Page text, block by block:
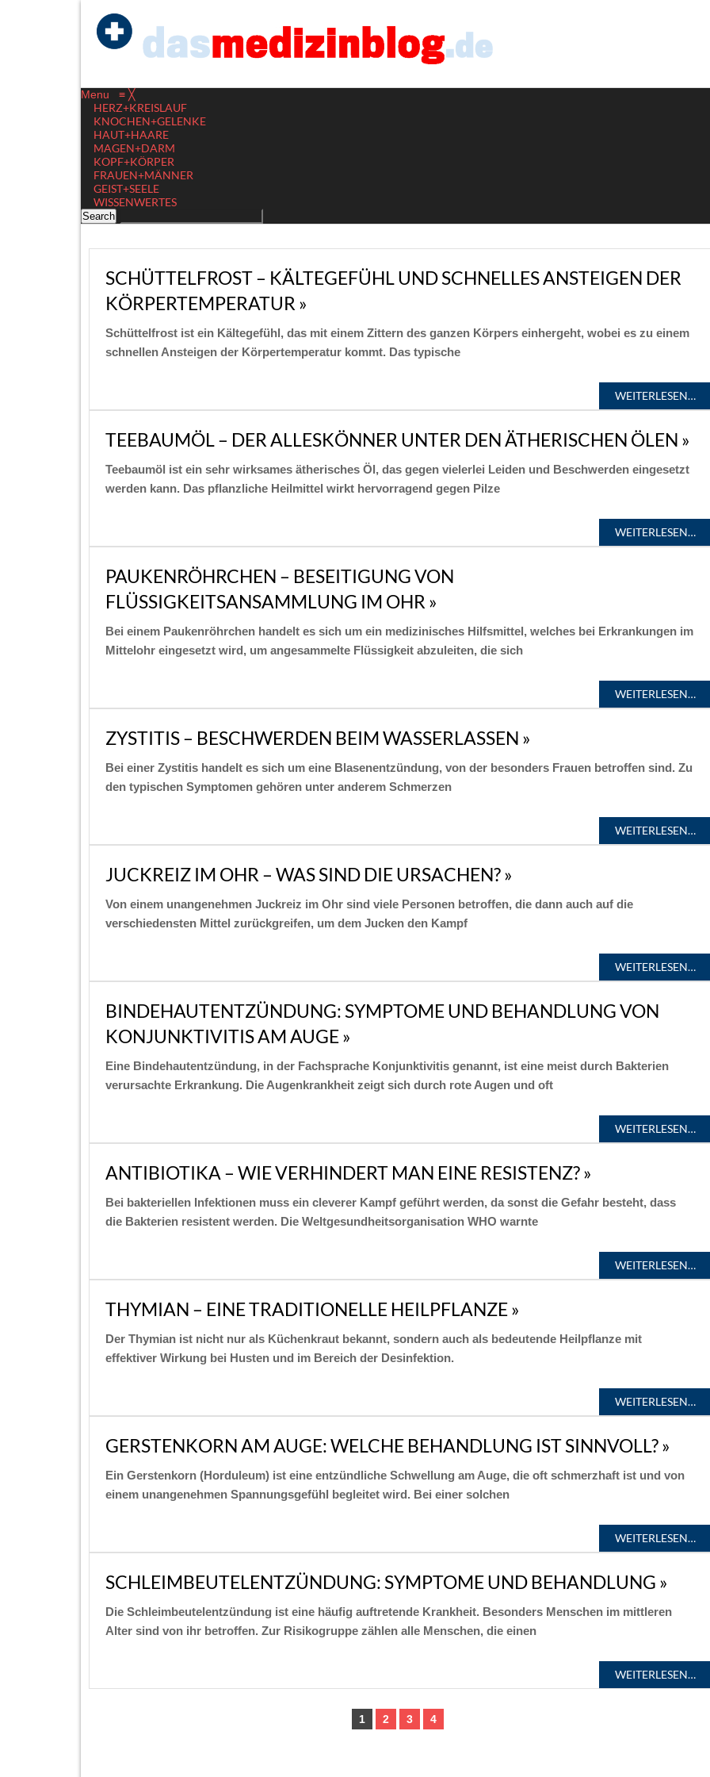
Menu ≡ ╳
HERZ+KREISLAUF
KNOCHEN+GELENKE
HAUT+HAARE
MAGEN+DARM
KOPF+KÖRPER
FRAUEN+MÄNNER
GEIST+SEELE
WISSENWERTES
SCHÜTTELFROST – KÄLTEGEFÜHL UND SCHNELLES ANSTEIGEN DER
KÖRPERTEMPERATUR »
Schüttelfrost ist ein Kältegefühl, das mit einem Zittern des ganzen Körpers einhergeht, wobei es zu einem
schnellen Ansteigen der Körpertemperatur kommt. Das typische
WEITERLESEN…
TEEBAUMÖL – DER ALLESKÖNNER UNTER DEN ÄTHERISCHEN ÖLEN »
Teebaumöl ist ein sehr wirksames ätherisches Öl, das gegen vielerlei Leiden und Beschwerden eingesetzt
werden kann. Das pflanzliche Heilmittel wirkt hervorragend gegen Pilze
WEITERLESEN…
PAUKENRÖHRCHEN – BESEITIGUNG VON
FLÜSSIGKEITSANSAMMLUNG IM OHR »
Bei einem Paukenröhrchen handelt es sich um ein medizinisches Hilfsmittel, welches bei Erkrankungen im
Mittelohr eingesetzt wird, um angesammelte Flüssigkeit abzuleiten, die sich
WEITERLESEN…
ZYSTITIS – BESCHWERDEN BEIM WASSERLASSEN »
Bei einer Zystitis handelt es sich um eine Blasenentzündung, von der besonders Frauen betroffen sind. Zu
den typischen Symptomen gehören unter anderem Schmerzen
WEITERLESEN…
JUCKREIZ IM OHR – WAS SIND DIE URSACHEN? »
Von einem unangenehmen Juckreiz im Ohr sind viele Personen betroffen, die dann auch auf die
verschiedensten Mittel zurückgreifen, um dem Jucken den Kampf
WEITERLESEN…
BINDEHAUTENTZÜNDUNG: SYMPTOME UND BEHANDLUNG VON
KONJUNKTIVITIS AM AUGE »
Eine Bindehautentzündung, in der Fachsprache Konjunktivitis genannt, ist eine meist durch Bakterien
verursachte Erkrankung. Die Augenkrankheit zeigt sich durch rote Augen und oft
WEITERLESEN…
ANTIBIOTIKA – WIE VERHINDERT MAN EINE RESISTENZ? »
Bei bakteriellen Infektionen muss ein cleverer Kampf geführt werden, da sonst die Gefahr besteht, dass
die Bakterien resistent werden. Die Weltgesundheitsorganisation WHO warnte
WEITERLESEN…
THYMIAN – EINE TRADITIONELLE HEILPFLANZE »
Der Thymian ist nicht nur als Küchenkraut bekannt, sondern auch als bedeutende Heilpflanze mit
effektiver Wirkung bei Husten und im Bereich der Desinfektion.
WEITERLESEN…
GERSTENKORN AM AUGE: WELCHE BEHANDLUNG IST SINNVOLL? »
Ein Gerstenkorn (Horduleum) ist eine entzündliche Schwellung am Auge, die oft schmerzhaft ist und von
einem unangenehmen Spannungsgefühl begleitet wird. Bei einer solchen
WEITERLESEN…
SCHLEIMBEUTELENTZÜNDUNG: SYMPTOME UND BEHANDLUNG »
Die Schleimbeutelentzündung ist eine häufig auftretende Krankheit. Besonders Menschen im mittleren
Alter sind von ihr betroffen. Zur Risikogruppe zählen alle Menschen, die einen
WEITERLESEN…
1 2 3 4